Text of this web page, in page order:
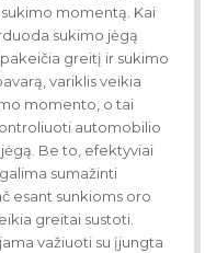
momentą. Kai
sukimo jėgą
greitį ir sukimo
variklis veikia
momento, o tai
automobilio
Be to, efektyviai
sumažinti
esant sunkioms oro
greitai sustoti.
važiuoti su įjungta